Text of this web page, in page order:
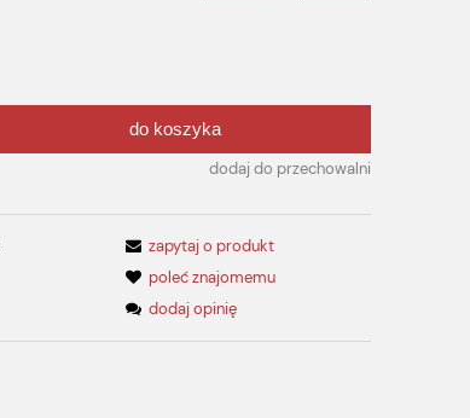
do koszyka
dodaj do przechowalni
zapytaj o produkt
poleć znajomemu
dodaj opinię